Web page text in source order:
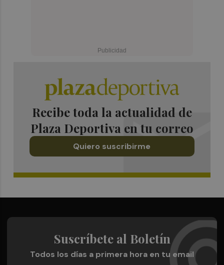
Recibe toda la actualidad de
Plaza Deportiva en tu correo
Quiero suscribirme
Suscríbete al Boletín
Todos los días a primera hora en tu email